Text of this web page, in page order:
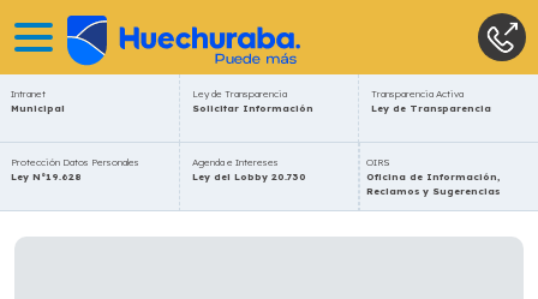
Intranet
Municipal
Ley de Transparencia
Solicitar Información
Transparencia Activa
Ley de Transparencia
Protección Datos Personales
Ley N°19.628
Agenda e Intereses
Ley del Lobby 20.730
OIRS
Oficina de Información,
Reclamos y Sugerencias